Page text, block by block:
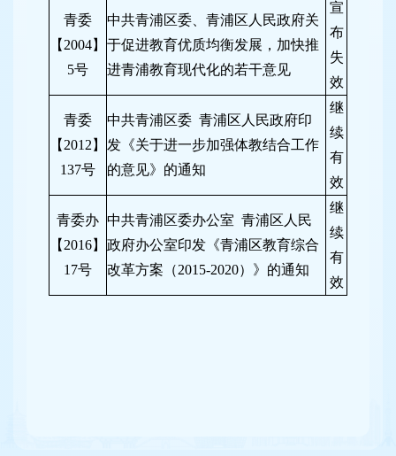
青委
【2004】
5号
中共青浦区委、青浦区人民政府关
于促进教育优质均衡发展，加快推
进青浦教育现代化的若干意见
宣
布
失
效
青委
【2012】
137号
中共青浦区委 青浦区人民政府印
发《关于进一步加强体教结合工作
的意见》的通知
继
续
有
效
青委办
【2016】
17号
中共青浦区委办公室 青浦区人民
政府办公室印发《青浦区教育综合
改革方案（2015-2020）》的通知
继
续
有
效